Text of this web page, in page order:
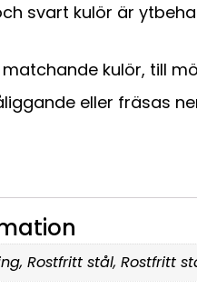
svart kulör är
kulör, till
eller fräsas
Rostfritt stål, Rostfritt